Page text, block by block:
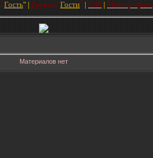
"Гость"| Группа"Гости" | RSS | Мой профиль
Материалов нет